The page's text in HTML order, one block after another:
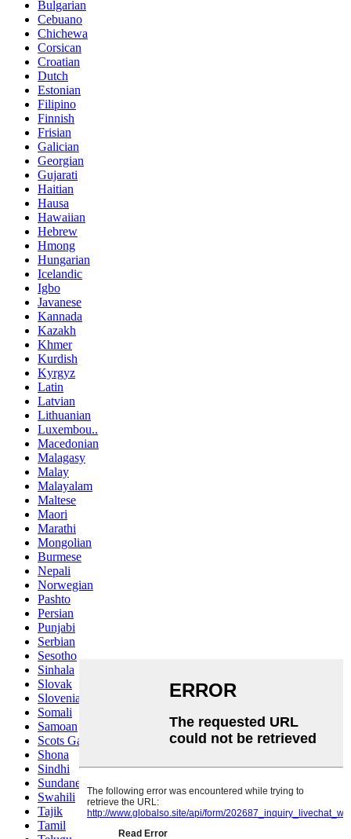
Bulgarian
Cebuano
Chichewa
Corsican
Croatian
Dutch
Estonian
Filipino
Finnish
Frisian
Galician
Georgian
Gujarati
Haitian
Hausa
Hawaiian
Hebrew
Hmong
Hungarian
Icelandic
Igbo
Javanese
Kannada
Kazakh
Khmer
Kurdish
Kyrgyz
Latin
Latvian
Lithuanian
Luxembou..
Macedonian
Malagasy
Malay
Malayalam
Maltese
Maori
Marathi
Mongolian
Burmese
Nepali
Norwegian
Pashto
Persian
Punjabi
Serbian
Sesotho
Sinhala
Slovak
Slovenian
Somali
Samoan
Scots Gaelic
Shona
Sindhi
Sundanese
Swahili
Tajik
Tamil